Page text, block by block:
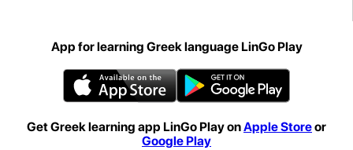
App for learning Greek language LinGo Play
Get Greek learning app LinGo Play onApple Storeor
Google Play